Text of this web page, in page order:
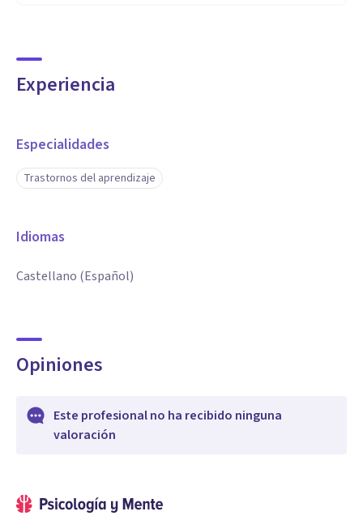
Experiencia
Especialidades
Trastornos del aprendizaje
Idiomas
Castellano (Español)
Opiniones
Este profesional no ha recibido ninguna
valoración